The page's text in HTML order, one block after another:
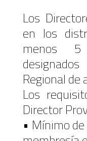
Los
en los
menos
Regional de
Los
Director
• Mínimo